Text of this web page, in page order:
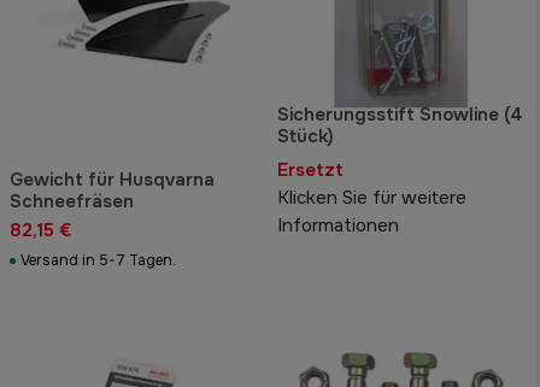
Gewicht für Husqvarna
Schneefräsen
82,15 €
Versand in 5-7 Tagen.
Sicherungsstift Snowline (4
Stück)
Ersetzt
Klicken Sie für weitere
Informationen